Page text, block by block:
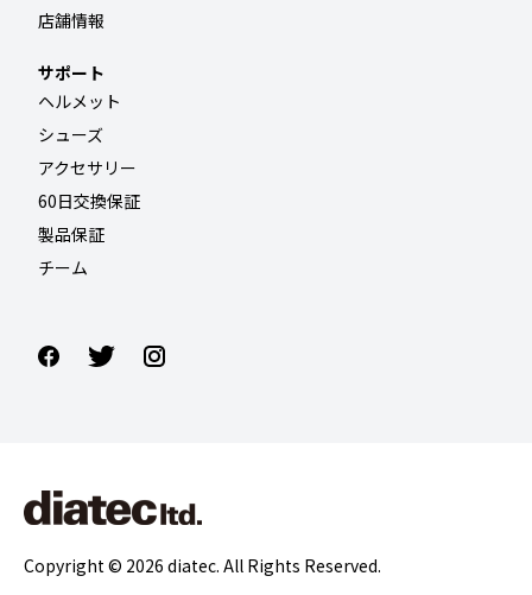
店舗情報
サポート
ヘルメット
シューズ
アクセサリー
60日交換保証
製品保証
チーム
Copyright © 2026 diatec. All Rights Reserved.